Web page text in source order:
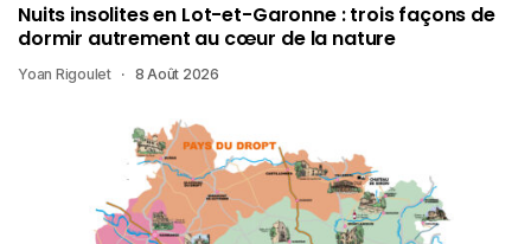
Nuits insolites en Lot-et-Garonne : trois façons de
dormir autrement au cœur de la nature
Yoan Rigoulet 8 Août 2026